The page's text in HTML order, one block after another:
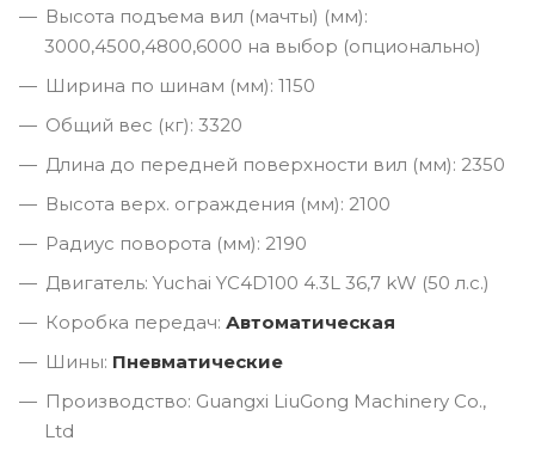
Высота подъема вил (мачты) (мм):
3000,4500,4800,6000 на выбор (опционально)
Ширина по шинам (мм): 1150
Общий вес (кг): 3320
Длина до передней поверхности вил (мм): 2350
Высота верх. ограждения (мм): 2100
Радиус поворота (мм): 2190
Двигатель: Yuchai YC4D100 4.3L 36,7 kW (50 л.с.)
Коробка передач: Автоматическая
Шины: Пневматические
Производство: Guangxi LiuGong Machinery Co.,
Ltd